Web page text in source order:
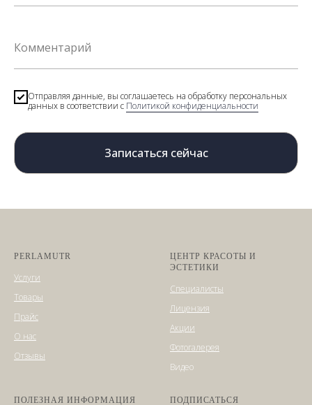
Отправляя данные, вы соглашаетесь на обработку персональных
данных в соответствии с Политикой конфиденциальности
Записаться сейчас
PERLAMUTR
Услуги
Товары
Прайс
О нас
Отзывы
ЦЕНТР КРАСОТЫ И
ЭСТЕТИКИ
Специалисты
Лицензия
Акции
Фотогалерея
Видео
ПОЛЕЗНАЯ ИНФОРМАЦИЯ ПОДПИСАТЬСЯ